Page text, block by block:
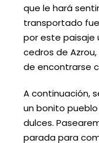
que le hará
transportado
por este paisaje
cedros de
de encontrarse
A continuación,
un bonito
dulces.
parada para